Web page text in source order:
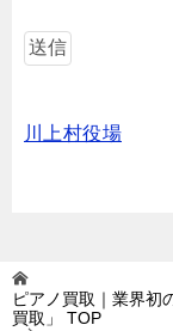
川上村役場
ピアノ買取｜業界初
買取」
TOP